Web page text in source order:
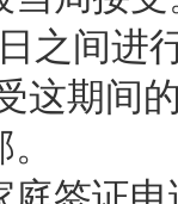
之间进
这期间